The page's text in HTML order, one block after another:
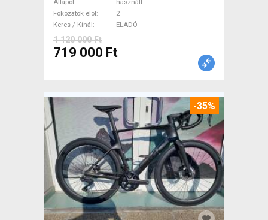
Állapot
használt
Fokozatok elöl
2
Keres / Kínál
ELADÓ
1 120 000 Ft
719 000 Ft
-35%